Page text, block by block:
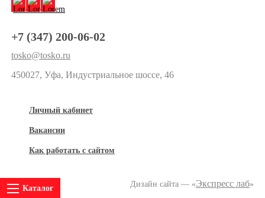
+7 (347) 200-06-02
tosko@tosko.ru
450027, Уфа, Индустриальное шоссе, 46
Личный кабинет
Вакансии
Как работать с сайтом
Дизайн сайта — «Экспресс лаб»
Каталог